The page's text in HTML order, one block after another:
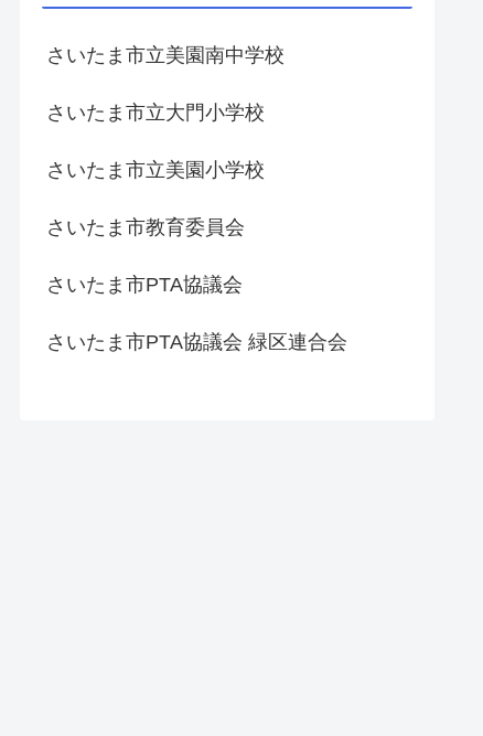
さいたま市立美園南中学校
さいたま市立大門小学校
さいたま市立美園小学校
さいたま市教育委員会
さいたま市PTA協議会
さいたま市PTA協議会 緑区連合会